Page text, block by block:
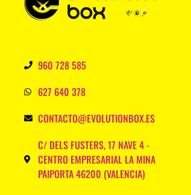
960 728 585
627 640 378
CONTACTO@EVOLUTIONBOX.ES
C/ DELS FUSTERS, 17 NAVE 4 -
CENTRO EMPRESARIAL LA MINA
PAIPORTA 46200 (VALENCIA)